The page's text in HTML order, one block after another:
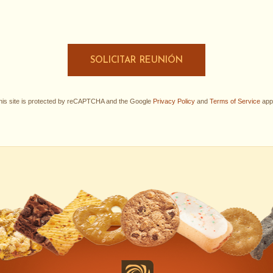
SOLICITAR REUNIÓN
site is protected by reCAPTCHA and the Google Privacy Policyand Terms of Service